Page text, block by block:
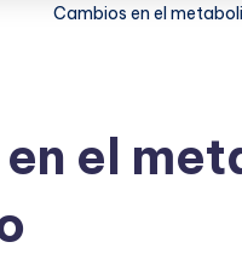
Cambios en el
el